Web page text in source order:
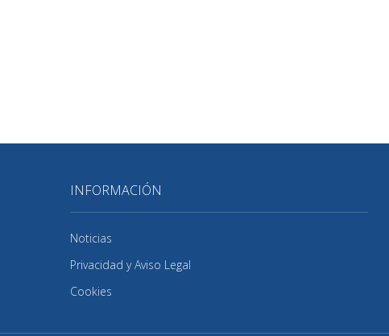
INFORMACIÓN
Noticias
Privacidad y Aviso Legal
Cookies